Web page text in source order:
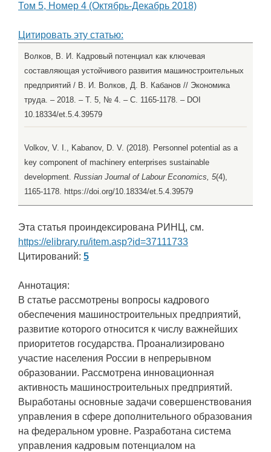
Том 5, Номер 4 (Октябрь-Декабрь 2018)
Цитировать эту статью:
Волков, В. И. Кадровый потенциал как ключевая
составляющая устойчивого развития машиностроительных
предприятий / В. И. Волков, Д. В. Кабанов // Экономика
труда. – 2018. – Т. 5, № 4. – С. 1165-1178. – DOI
10.18334/et.5.4.39579
Volkov, V. I., Kabanov, D. V. (2018). Personnel potential as a
key component of machinery enterprises sustainable
development. Russian Journal of Labour Economics, 5(4),
1165-1178. https://doi.org/10.18334/et.5.4.39579
Эта статья проиндексирована РИНЦ, см.
https://elibrary.ru/item.asp?id=37111733
Цитирований: 5
Аннотация:
В статье рассмотрены вопросы кадрового
обеспечения машиностроительных предприятий,
развитие которого относится к числу важнейших
приоритетов государства. Проанализировано
участие населения России в непрерывном
образовании. Рассмотрена инновационная
активность машиностроительных предприятий.
Выработаны основные задачи совершенствования
управления в сфере дополнительного образования
на федеральном уровне. Разработана система
управления кадровым потенциалом на